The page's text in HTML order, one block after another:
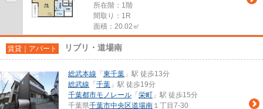
所在階：1階
間取り：1R
面積：20.02㎡
賃貸｜アパート リブリ・道場南
総武本線 「 東千葉 」駅 徒歩13分
総武線 「 千葉 」駅 徒歩19分
千葉都市モノレール 「 栄町 」駅 徒歩15分
千葉県千葉市中央区道場南 １丁目7-30